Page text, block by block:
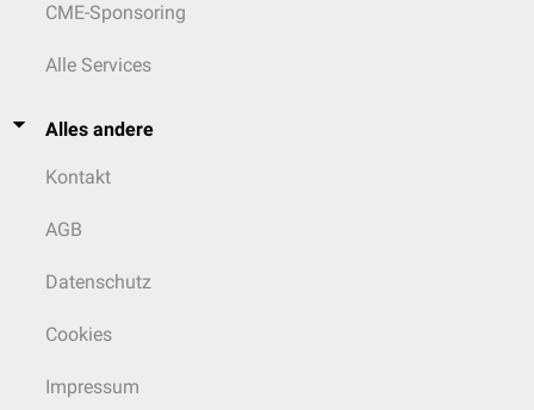
CME-Sponsoring
Alle Services
Alles andere
Kontakt
AGB
Datenschutz
Cookies
Impressum